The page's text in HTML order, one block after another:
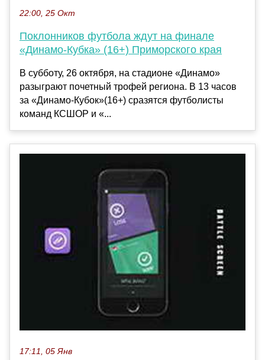
22:00, 25 Окт
Поклонников футбола ждут на финале
«Динамо-Кубка» (16+) Приморского края
В субботу, 26 октября, на стадионе «Динамо»
разыграют почетный трофей региона. В 13 часов
за «Динамо-Кубок»(16+) сразятся футболисты
команд КСШОР и «...
17:11, 05 Янв